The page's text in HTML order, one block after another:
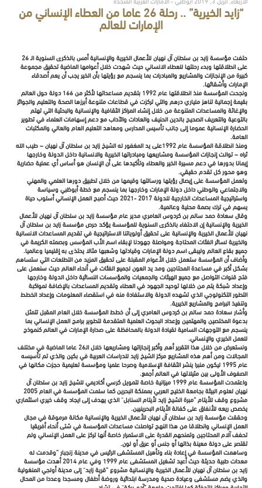
“زايد الخيرية” .. رحلة 26 عاما من العطاء الإنساني من
الإمارات للعالم
حتفت مؤسسة زايد بن سلطان آل نهيان للأعمال الخيرية والإنسانية أمس بالذكرى السنوية الـ 26
على انطلاقتها وبدء رحلتها للعطاء الانساني حيث شهدت خلال أعوامها الماضية تحقيق مجموعة
كبيرة من الإنجازات والمشاريع والمبادرات بما ينسجم مع رؤيتها بأن الخير يجب أن يعم أصدقاء
الإمارات وأشقائها.
ونجحت المؤسسة منذ انطلاقتها عام 1992 بتقديم مساعداتها لأكثر من 166 دولة حول العالم
بقيمة إجمالية تناهز ملياري درهم والتي تركزت في قطاعات متنوعة أبرزها الصحة والتعليم والجوائز
والإغاثة والمساعدات المتنوعة من خلال إنشاء المراكز الثقافية والإنسانية والبحثية التي تهتم
بالتوعية والتعريف الصحيح بالدين الحنيف والعادات والآداب مع دعم إسهامات العلماء في تطوير
الحضارة الإنسانية عموما إلى جانب تأسيس المدارس ومعاهد التعليم العام والعالي والمكتبات
العامة.
ومنذ انطلاقة المؤسسة عام 1992على يد المغفور له الشيخ زايد بن سلطان آل نهيان – طيب الله
ثراه – توالت إنجازات المؤسسة ومشاريعها ومبادراتها الخيرية والانسانية داخل الدولة وخارجها
إيمانا بدورها في دعم مسيرة الخير والعطاء وتأكيدها على أن الإنسان هو أساس أي عملية حضارية
وهو محور كل تقدم حقيقي.
وتعمل المؤسسة على إيصال رؤيتها ورسالتها وقيمها من خلال تطبيق دورها العلمي والمهني
والاجتماعي والوطني داخل دولة الإمارات وخارجها بما ينسجم مع خطة أبوظبي وسياسة
واستراتيجية المساعدات الخارجية للدولة 2017 -2021 حيث أصبح العمل الإنساني أسلوب حياة
يسهم في ترك بصمة محلية وعالمية.
وقال سعادة حمد سالم بن كردوس العامري مدير عام مؤسسة زايد بن سلطان آل نهيان للأعمال
الخيرية والإنسانية إن الاحتفاء بالذكرى السنوية للمؤسسة يؤكد حرص مؤسسة زايد بن سلطان آل
نهيان للأعمال الخيرية والإنسانية على تحقيق أولوياتنا الاستراتيجية في تقديم المساعدات الانسانية
والخيرية لسائر الفئات المحتاجة ومواصلة جهودنا لإبقاء اسم الأب المؤسس وبصمته الكريمة في
جميع بقاع العالم وليبقى اسم دولة الإمارات وقيادتها وشعبها مثالا يحتذى به إقليميا وعالميا.
وأضاف أن المؤسسة ستعمل خلال الأعوام المقبلة على تحقيق المزيد من التطلعات التي ستساهم
بشكل أكبر في مساعدة المحتاجين ومد يد العون لجميع الفئات في أنحاء العالم حيث سنعمل على
فتح قنوات التواصل مع جميع الهيئات والجمعيات والمؤسسات النسائية داخل الدولة وخارجها
وإعداد شبكة يتم من خلالها توحيد الجهود في العطاء وتقديم المساعدات بالإضافة لمواكبة
التطور التكنولوجي الذي تشهده الدولة والاستفادة منه في استقصاء المعلومات وإعداد الخطط
وتنفيذ البرامج والمشاريع الخيرية.
وأشار سعادة حمد سالم بن كردوس العامري إلى أن خطط المؤسسة خلال العام المقبل تتمثل
بدعوة المختصين والمهتمين وإعداد البحوث العلمية المتقدمة لتطوير برامج العمل الإنساني بما
ينسجم مع التوجهات السامية لقيادة الدولة بالمحافظة على صدارة الإمارات في العالم كنموذج
للعمل الخيري والإنساني.
ونستعرض من خلال هذا التقرير أهم وأكبر إنجازاتها ومشاريعها خلال الـ26 عاما الماضية في مختلف
المجالات ومن أهم هذه المشاريع مركز الشيخ زايد للدراسات العربية في بكين والذي تم تأسيسه
عام 1995 ليكون منبرا ينشر الثقافة الإسلامية وصرحا علميا ومؤسسة تعليمية حجزت مكانها في
الصفوف الأولى بين مثيلاتها في العالم أجمع.
واعتمدت المؤسسة عام 1999 ميزانية خاصة لتمويل كرسي أكاديمي للشيخ زايد بن سلطان آل
نهيان لعلوم البيئة بجامعة الخليج العربي بمملكة البحرين كما سلمت المؤسسة في العام 2005
مشروع وقف للأيتام “مبرة الشيخ زايد لأيتام السنابل” الذي يهدف إلى ايجاد وقف خيري استثماري
يخصص ريعه للأنفاق على كفالة الأيتام البحرينيين.
وحققت مؤسسة زايد بن سلطان آل نهيان للأعمال الخيرية والإنسانية مكانة مرموقة في مجال
العمل الإنساني وانطلاقا من هذا النهج تواصلت مساعدات المؤسسة في شتى أنحاء أفريقيا
تحفف آلام المحتاجين وتمنحهم القدرة على الاستمرار خاصة أنها تركز على العمل الإنساني ولم
تقتصر على دولة معينة بذاتها أو جنس أو عرق أو لون.
وساهمت المؤسسة في إعادة بناء وتأهيل المستشفى الرئيس في مدينة زنجبار “وقدمت له
معدات طبية حديثة حيث أعيد تشغيل المستشفى عام 1999 وفي عام 2014 أهدت مؤسسة
زايد بن سلطان آل نهيان للأعمال الخيرية والإنسانية مشروع “قرية زايد” إلى مدينة أولجي المنغولية
والذي يضم مستشفى وعيادة صحية ومدرسة ابتدائية وروضة أطفال ومسجدا وعددا من المحال